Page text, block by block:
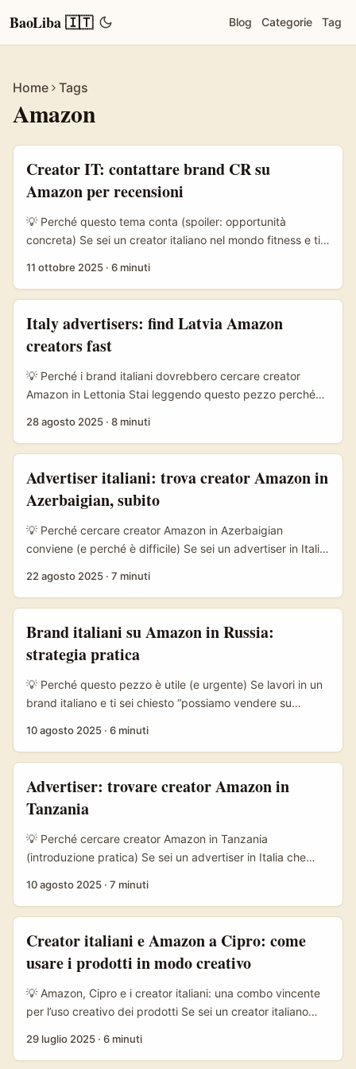
BaoLiba 🇮🇹 Blog Categorie Tag
Home Tags
Amazon
Creator IT: contattare brand CR su
Amazon per recensioni
💡 Perché questo tema conta (spoiler: opportunità
concreta) Se sei un creator italiano nel mondo fitness e ti
nicchie fitness (attrezzature compatte, accessori di
fisioterapia, tech wearables), ci sono opportunità reali per
ottenere prodotti in prova, affiliate deal o collaborazioni a
11 ottobre 2025 · 6 minuti
Italy advertisers: find Latvia Amazon
creators fast
💡 Perché i brand italiani dovrebbero cercare creator
Amazon in Lettonia Stai leggendo questo pezzo perché
locali in Lettonia, o semplicemente testare un mercato
nicchia — popolazione piccola ma con alti tassi di
digitalizzazione e consumatori che rispondono bene a
consigli pratici e demo prodotto. Questo rende
l’investimento in creator mirati potenzialmente più
efficiente rispetto alle grandi campagne pan-europee. ...
28 agosto 2025 · 8 minuti
Advertiser italiani: trova creator Amazon in
Azerbaigian, subito
💡 Perché cercare creator Amazon in Azerbaigian
conviene (e perché è difficile) Se sei un advertiser in Italia
mercati nuovi, trovare creator locali che parlino la lingua,
della ricerca è concreto: aumentare conversioni,
abbassare costi di localizzazione e ottenere contenuti che
risuonano davvero con il pubblico azero — non solo
traduzioni. ...
22 agosto 2025 · 7 minuti
Brand italiani su Amazon in Russia:
strategia pratica
💡 Perché questo pezzo è utile (e urgente) Se lavori in un
brand italiano e ti sei chiesto “possiamo vendere su
troverai la solita lista di feature, ma una guida pratica su
numeri di traffico e clienti del network media citato nei
materiali di riferimento). ...
10 agosto 2025 · 6 minuti
Advertiser: trovare creator Amazon in
Tanzania
💡 Perché cercare creator Amazon in Tanzania
(introduzione pratica) Se sei un advertiser in Italia che
la Tanzania merita attenzione: popolazione giovane,
trovare i creator giusti non è roba da copia-incolla: qui
servono ricerca sul campo, partner locali e attenzione a
come funziona la customer journey verso Amazon nel
continente africano. ...
10 agosto 2025 · 7 minuti
Creator italiani e Amazon a Cipro: come
usare i prodotti in modo creativo
💡 Amazon, Cipro e i creator italiani: una combo vincente
per l’uso creativo dei prodotti Se sei un creator italiano
hai sentito parlare di Cipro come un vero paradiso per chi
29 luglio 2025 · 6 minuti